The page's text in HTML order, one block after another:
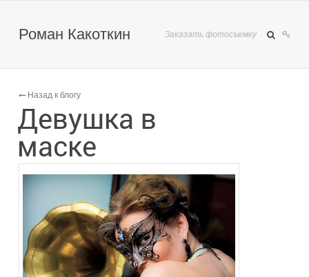
Роман Какоткин Заказать фотосъемку
Назад к блогу
Девушка в
маске